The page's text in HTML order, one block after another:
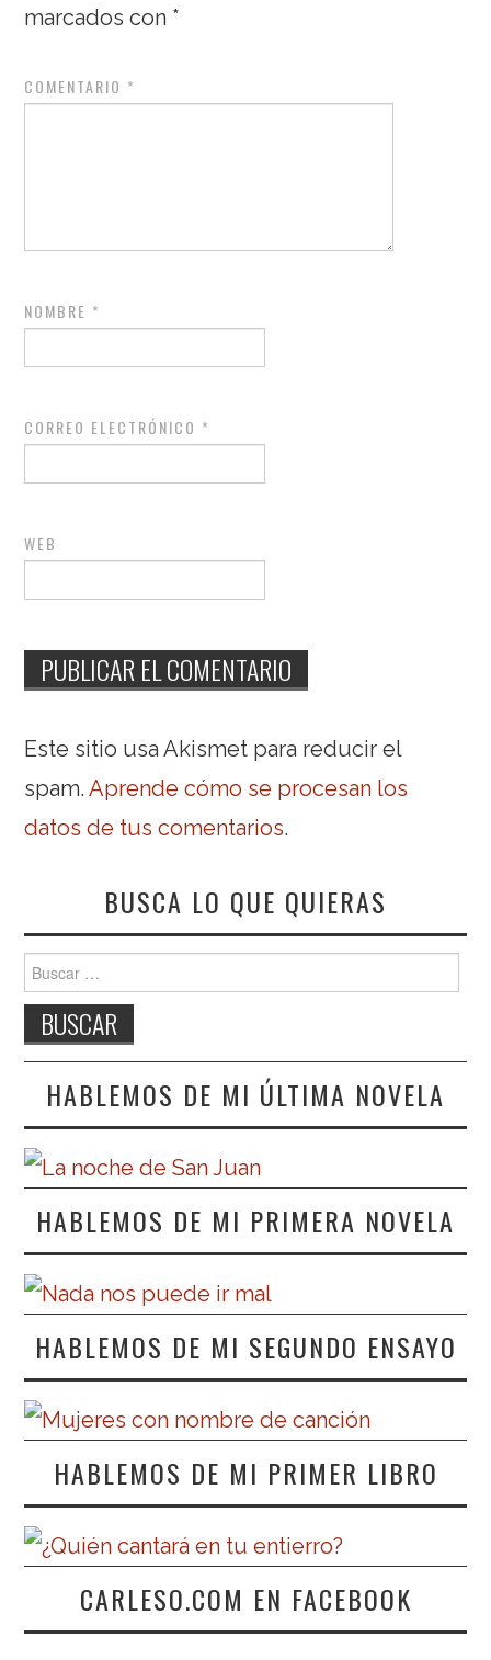
marcados con *
COMENTARIO *
NOMBRE *
CORREO ELECTRÓNICO *
WEB
Este sitio usa Akismet para reducir el
spam.Aprende cómo se procesan los
datos de tus comentarios.
BUSCA LO QUE QUIERAS
Buscar:
HABLEMOS DE MI ÚLTIMA NOVELA
HABLEMOS DE MI PRIMERA NOVELA
HABLEMOS DE MI SEGUNDO ENSAYO
HABLEMOS DE MI PRIMER LIBRO
CARLESO.COM EN FACEBOOK